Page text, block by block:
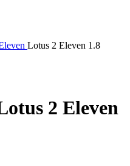
Lotus 2 Eleven 1.8
2 Eleven